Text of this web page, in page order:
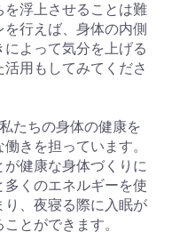
浮上させることは難
行えば、身体の内側
よって気分を上げる
用もしてみてくださ
たちの身体の健康を
きを担っています。
健康な身体づくりに
くのエネルギーを使
、夜寝る際に入眠が
とができます。